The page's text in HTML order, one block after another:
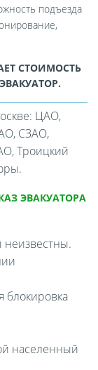
подъезда
СТОИМОСТЬ
ЦАО,
СЗАО,
Троицкий
ЭВАКУАТОРА
блокировка
населенный